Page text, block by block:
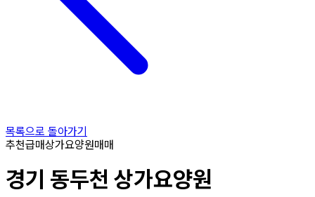
목록으로 돌아가기
추천급매상가요양원매매
경기 동두천 상가요양원